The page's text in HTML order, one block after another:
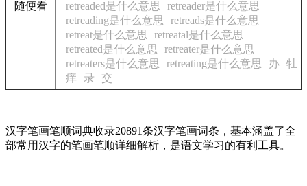
随便看
retreaded是什么意思
retreader是什么意思
retreading是什么意思
retreads是什么意思
retreat是什么意思
retreatal是什么意思
retreated是什么意思
retreater是什么意思
retreaters是什么意思
retreating是什么意思 办 牡
痒 录 交
汉字笔画笔顺词典收录20891条汉字笔画词条，基本涵盖了全
部常用汉字的笔画笔顺详细解析，是语文学习的有利工具。